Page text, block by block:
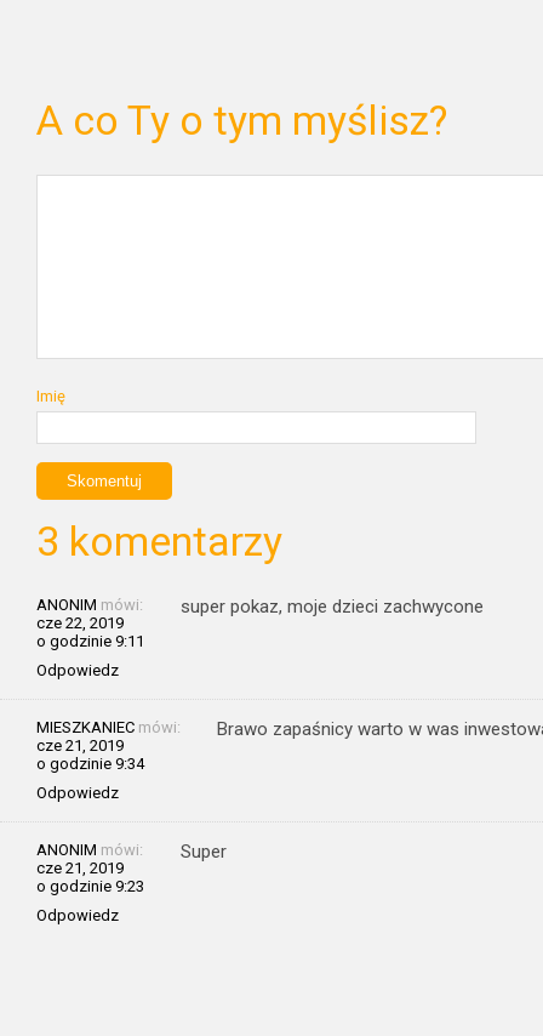
A co Ty o tym myślisz?
Imię
3 komentarzy
ANONIM mówi:
cze 22, 2019
o godzinie 9:11
Odpowiedz
super pokaz, moje dzieci zachwycone
MIESZKANIEC mówi:
cze 21, 2019
o godzinie 9:34
Odpowiedz
Brawo zapaśnicy warto w was
ANONIM mówi:
cze 21, 2019
o godzinie 9:23
Odpowiedz
Super